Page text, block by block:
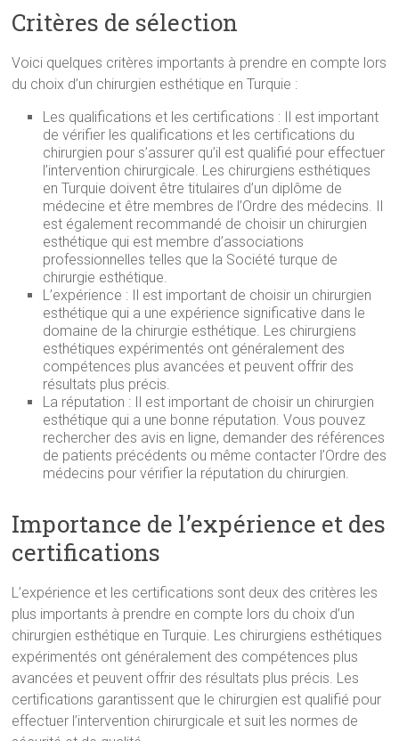
Critères de sélection
Voici quelques critères importants à prendre en compte lors
du choix d’un chirurgien esthétique en Turquie :
Les qualifications et les certifications : Il est important
de vérifier les qualifications et les certifications du
chirurgien pour s’assurer qu’il est qualifié pour effectuer
l’intervention chirurgicale. Les chirurgiens esthétiques
en Turquie doivent être titulaires d’un diplôme de
médecine et être membres de l’Ordre des médecins. Il
est également recommandé de choisir un chirurgien
esthétique qui est membre d’associations
professionnelles telles que la Société turque de
chirurgie esthétique.
L’expérience : Il est important de choisir un chirurgien
esthétique qui a une expérience significative dans le
domaine de la chirurgie esthétique. Les chirurgiens
esthétiques expérimentés ont généralement des
compétences plus avancées et peuvent offrir des
résultats plus précis.
La réputation : Il est important de choisir un chirurgien
esthétique qui a une bonne réputation. Vous pouvez
rechercher des avis en ligne, demander des références
de patients précédents ou même contacter l’Ordre des
médecins pour vérifier la réputation du chirurgien.
Importance de l’expérience et des
certifications
L’expérience et les certifications sont deux des critères les
plus importants à prendre en compte lors du choix d’un
chirurgien esthétique en Turquie. Les chirurgiens esthétiques
expérimentés ont généralement des compétences plus
avancées et peuvent offrir des résultats plus précis. Les
certifications garantissent que le chirurgien est qualifié pour
effectuer l’intervention chirurgicale et suit les normes de